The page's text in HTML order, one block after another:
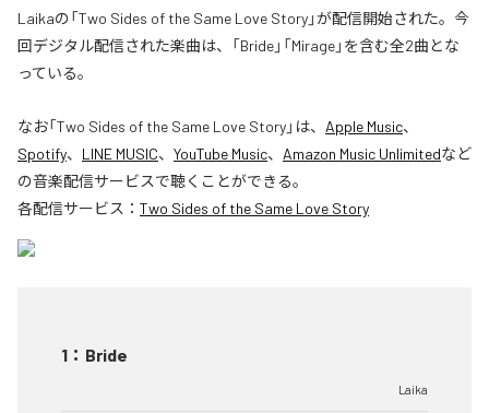
Laikaの「Two Sides of the Same Love Story」が配信開始された。今
回デジタル配信された楽曲は、「Bride」「Mirage」を含む全2曲とな
っている。
なお「Two Sides of the Same Love Story」は、 Apple Music、
Spotify、 LINE MUSIC、 YouTube Music、 Amazon Music Unlimitedなど
の音楽配信サービスで聴くことができる。
各配信サービス： Two Sides of the Same Love Story
1 ： Bride
Laika